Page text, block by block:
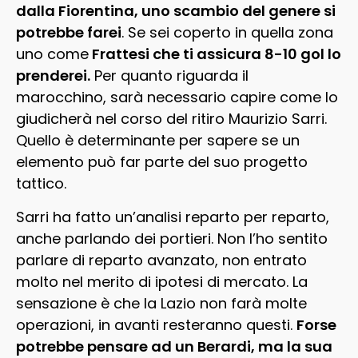
dalla Fiorentina, uno scambio del genere si
potrebbe farei. Se sei coperto in quella zona
uno come Frattesi che ti assicura 8-10 gol lo
prenderei. Per quanto riguarda il
marocchino, sarà necessario capire come lo
giudicherà nel corso del ritiro Maurizio Sarri.
Quello è determinante per sapere se un
elemento può far parte del suo progetto
tattico.
Sarri ha fatto un’analisi reparto per reparto,
anche parlando dei portieri. Non l’ho sentito
parlare di reparto avanzato, non entrato
molto nel merito di ipotesi di mercato. La
sensazione è che la Lazio non farà molte
operazioni, in avanti resteranno questi. Forse
potrebbe pensare ad un Berardi, ma la sua